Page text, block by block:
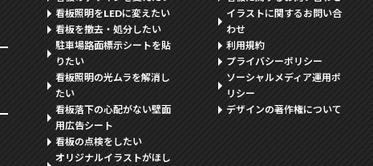
看板照明をLEDに変えたい
看板を撤去・処分したい
駐車場路面標示シートを貼
りたい
看板照明の光ムラを解消し
たい
看板落下の心配がない壁面
用広告シート
看板の点検をしたい
オリジナルイラストがほし
イラストに関するお問い合
わせ
利用規約
プライバシーポリシー
ソーシャルメディア運用ポ
リシー
デザインの著作権について